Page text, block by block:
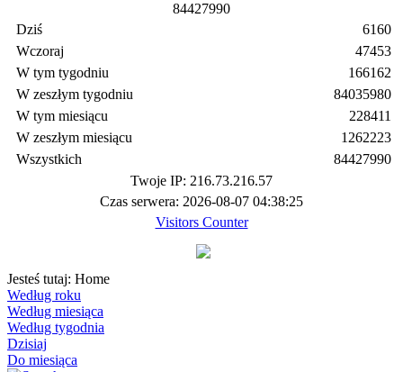
84427990
Dziś
Wczoraj
W tym tygodniu
W zeszłym tygodniu
W tym miesiącu
W zeszłym miesiącu
Wszystkich
6160
47453
166162
84035980
228411
1262223
84427990
Twoje IP: 216.73.216.57
Czas serwera: 2026-08-07 04:38:25
Visitors Counter
Jesteś tutaj: Home
Według roku
Według miesiąca
Według tygodnia
Dzisiaj
Do miesiąca